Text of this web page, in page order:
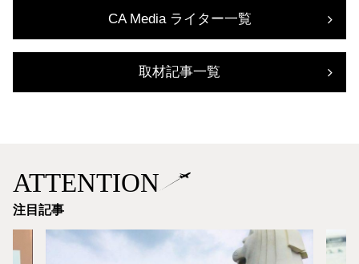
CA Media ライター一覧
取材記事一覧
ATTENTION
注目記事